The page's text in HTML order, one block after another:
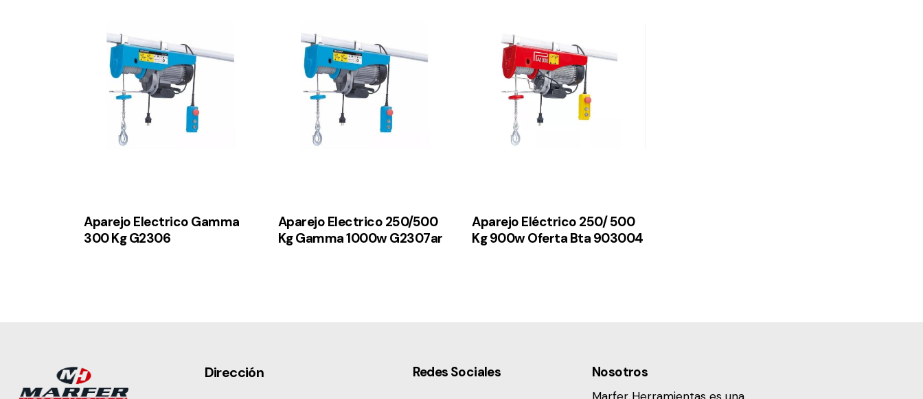
Aparejo Electrico Gamma
300 Kg G2306
Aparejo Electrico 250/500
Kg Gamma 1000w G2307ar
Aparejo Eléctrico 250/ 500
Kg 900w Oferta Bta 903004
Dirección Redes Sociales Nosotros